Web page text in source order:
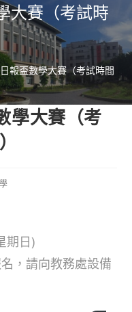
大賽（考試時
報盃數學大賽（考試時間：
學大賽（考
期日)
，請向教務處設備